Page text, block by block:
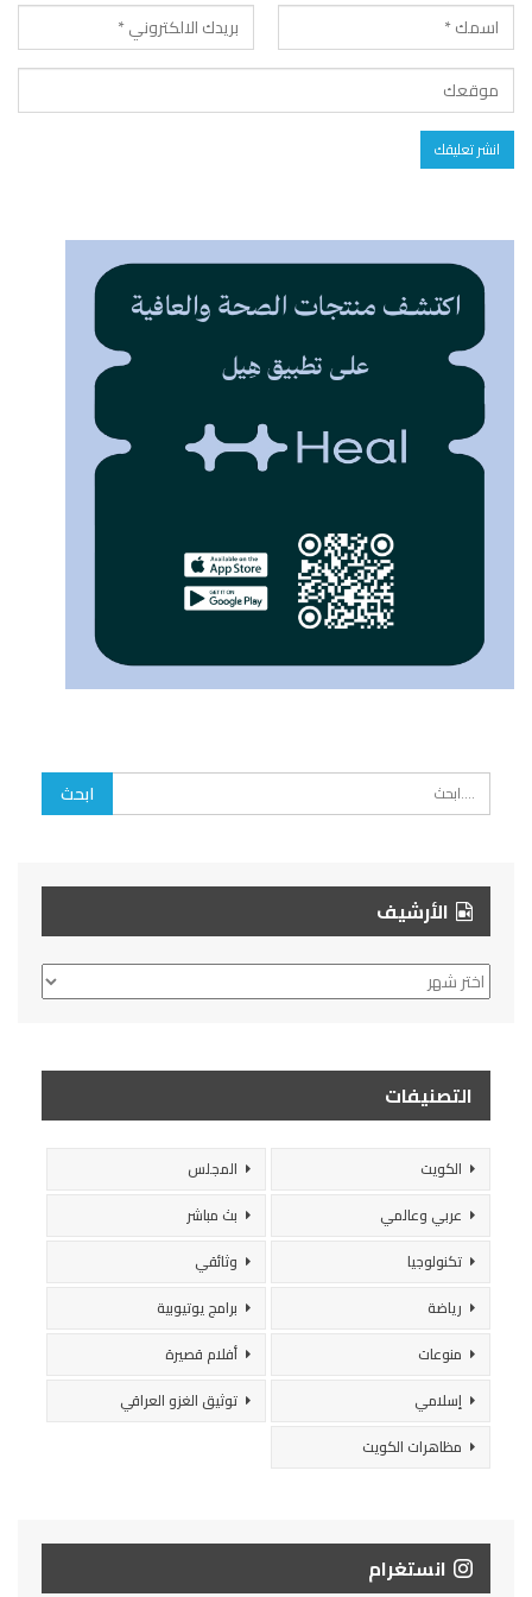
الأرشيف
الأرشيف
التصنيفات
الكويت
المجلس
عربي وعالمي
بث مباشر
تكنولوجيا
وثائقي
رياضة
برامج يوتيوبية
منوعات
أفلام قصيرة
إسلامي
توثيق الغزو العراقي
مظاهرات الكويت
انستغرام